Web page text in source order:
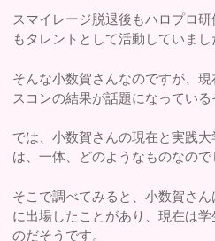
スマイレージ脱退後もハロプロ
もタレントとして活動していまし
そんな小数賀さんなのですが、
スコンの結果が話題になっている
では、小数賀さんの現在と実践
は、一体、どのようなものなので
そこで調べてみると、小数賀さ
に出場したことがあり、現在は
のだそうです。